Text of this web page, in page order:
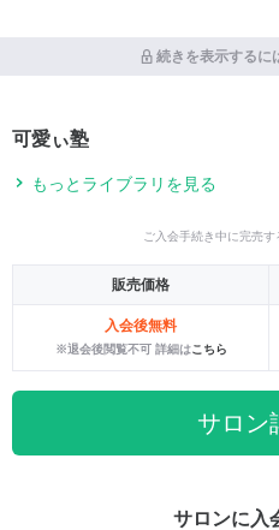
続きを表示するに
可愛ぃ塾
もっとライブラリを見る
ご入会手続き中に完売す
販売価格
入会後無料
※退会後閲覧不可 詳細はこちら
サロン
サロンに入